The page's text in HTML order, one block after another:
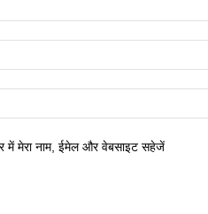
में मेरा नाम, ईमेल और वेबसाइट सहेजें